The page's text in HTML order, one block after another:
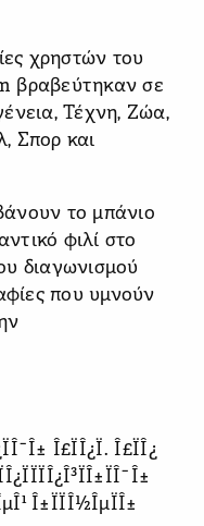
χρηστών του
βραβεύτηκαν σε
Τέχνη, Ζώα,
Σπορ και
το μπάνιο
φιλί στο
διαγωνισμού
που υμνούν